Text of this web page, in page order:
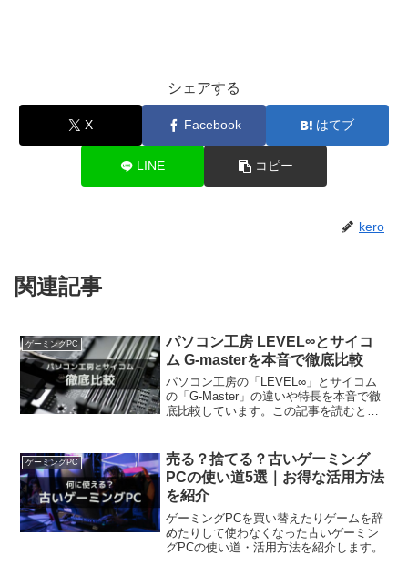
シェアする
X Facebook はてブ
LINE コピー
kero
関連記事
ゲーミングPC
パソコン工房 LEVEL∞とサイコ
ム G-masterを本音で徹底比較
パソコン工房の「LEVEL∞」とサイコム
の「G-Master」の違いや特長を本音で徹
底比較しています。この記事を読むと、
で後悔したくない方は、ぜひ参考にして
ください。
ゲーミングPC
売る？捨てる？古いゲーミング
PCの使い道5選｜お得な活用方法
を紹介
ゲーミングPCを買い替えたりゲームを辞
めたりして使わなくなった古いゲーミン
グPCの使い道・活用方法を紹介します。